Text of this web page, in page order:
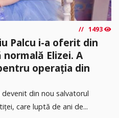
1493
Palcu i-a oferit din
Elizei. A
operația din
din nou salvatorul
care luptă de ani de...